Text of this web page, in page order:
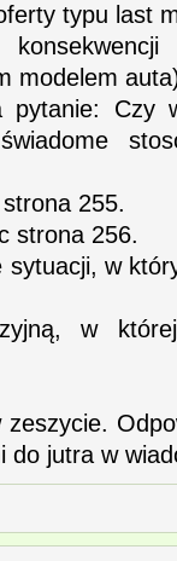
typu last
modelem
Czy
255.
strona 256.
sytuacji, w
w której
jutra w